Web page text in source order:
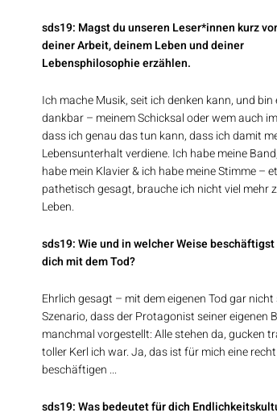
sds19: Magst du unseren Leser*innen kurz
deiner Arbeit, deinem Leben und deiner
Lebensphilosophie erzählen.
Ich mache Musik, seit ich denken kann, und bin
dankbar – meinem Schicksal oder wem auch
dass ich genau das tun kann, dass ich damit
Lebensunterhalt verdiene. Ich habe meine
habe mein Klavier & ich habe meine Stimme –
pathetisch gesagt, brauche ich nicht viel mehr
Leben.
sds19: Wie und in welcher Weise beschäftigst
dich mit dem Tod?
Ehrlich gesagt – mit dem eigenen Tod gar
Szenario, dass der Protagonist seiner eigenen
manchmal vorgestellt: Alle stehen da, gucken
toller Kerl ich war. Ja, das ist für mich eine
beschäftigen ...
sds19: Was bedeutet für dich